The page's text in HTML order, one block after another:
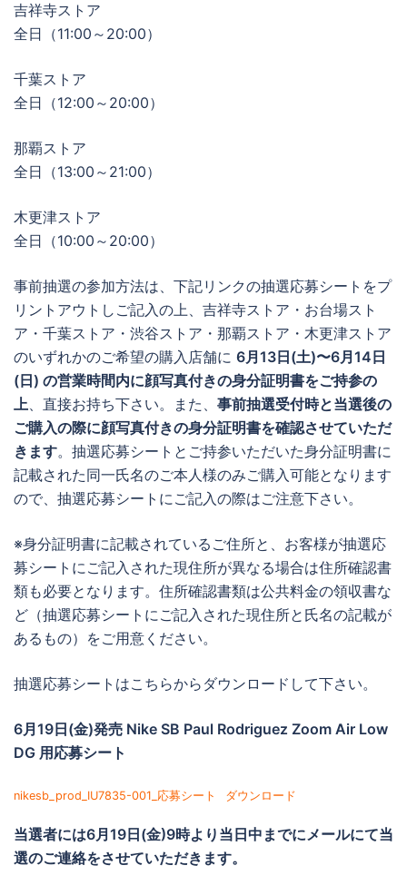
吉祥寺ストア
全日（11:00～20:00）
千葉ストア
全日（12:00～20:00）
那覇ストア
全日（13:00～21:00）
木更津ストア
全日（10:00～20:00）
事前抽選の参加方法は、下記リンクの抽選応募シートをプ
リントアウトしご記入の上、吉祥寺ストア・お台場スト
ア・千葉ストア・渋谷ストア・那覇ストア・木更津ストア
のいずれかのご希望の購入店舗に 6月13日(土)〜6月14日
(日) の営業時間内に顔写真付きの身分証明書をご持参の
上、直接お持ち下さい。また、 事前抽選受付時と当選後の
ご購入の際に顔写真付きの身分証明書を確認させていただ
きます。抽選応募シートとご持参いただいた身分証明書に
記載された同一氏名のご本人様のみご購入可能となります
ので、抽選応募シートにご記入の際はご注意下さい。
※身分証明書に記載されているご住所と、お客様が抽選応
募シートにご記入された現住所が異なる場合は住所確認書
類も必要となります。住所確認書類は公共料金の領収書な
ど（抽選応募シートにご記入された現住所と氏名の記載が
あるもの）をご用意ください。
抽選応募シートはこちらからダウンロードして下さい。
6月19日(金)発売 Nike SB Paul Rodriguez Zoom Air Low
DG 用応募シート
nikesb_prod_IU7835-001_応募シート ダウンロード
当選者には6月19日(金)9時より当日中までにメールにて当
選のご連絡をさせていただきます。